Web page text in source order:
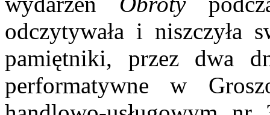
odczytywała i niszczyła
pamiętniki, przez dwa
performatywne w